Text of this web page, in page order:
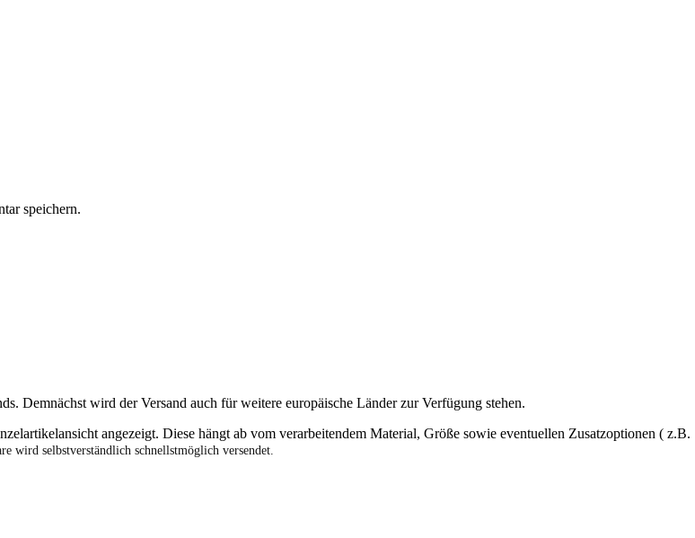
speichern.
Demnächst wird der Versand auch für weitere europäische Länder zur Verfügung stehen.
angezeigt. Diese hängt ab vom verarbeitendem Material, Größe sowie eventuellen Zusatzoptionen ( z.B.
wird selbstverständlich schnellstmöglich versendet.